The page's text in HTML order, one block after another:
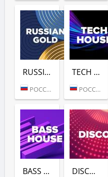
RUSSIAN GOLD (DFM)
РОССИЯ (МОСКВА)
TECH HOUSE (DFM)
РОССИЯ (МОСКВА)
BASS HOUSE (DFM) DISCO (DFM)